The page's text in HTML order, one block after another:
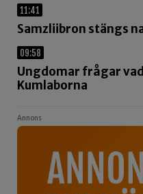
11:41
Samzliibron stängs
09:58
Ungdomar frågar
Kumlaborna
Annons